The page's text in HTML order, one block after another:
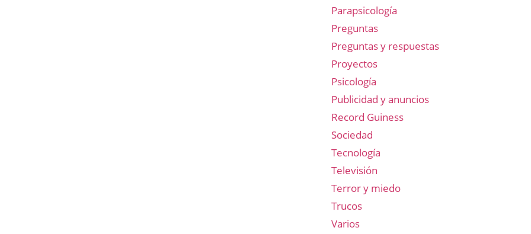
Parapsicología
Preguntas
Preguntas y respuestas
Proyectos
Psicología
Publicidad y anuncios
Record Guiness
Sociedad
Tecnología
Televisión
Terror y miedo
Trucos
Varios